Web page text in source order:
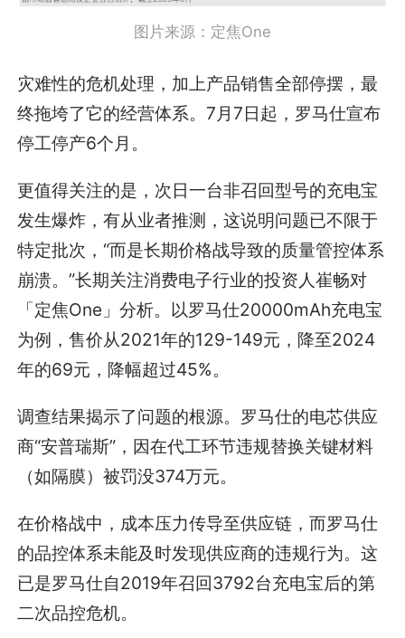
图片来源：定焦One
灾难性的危机处理，加上产品销售全部停摆，最
终拖垮了它的经营体系。7月7日起，罗马仕宣布
停工停产6个月。
更值得关注的是，次日一台非召回型号的充电宝
发生爆炸，有从业者推测，这说明问题已不限于
特定批次，“而是长期价格战导致的质量管控体系
崩溃。”长期关注消费电子行业的投资人崔畅对
「定焦One」分析。以罗马仕20000mAh充电宝
为例，售价从2021年的129-149元，降至2024
年的69元，降幅超过45%。
调查结果揭示了问题的根源。罗马仕的电芯供应
商“安普瑞斯”，因在代工环节违规替换关键材料
（如隔膜）被罚没374万元。
在价格战中，成本压力传导至供应链，而罗马仕
的品控体系未能及时发现供应商的违规行为。这
已是罗马仕自2019年召回3792台充电宝后的第
二次品控危机。